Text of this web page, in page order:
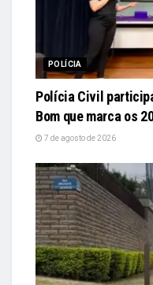
POLÍCIA
Polícia Civil
Bom que marca os
7 de agosto de 2026